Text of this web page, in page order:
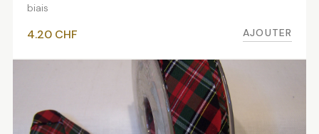
biais
4.20 CHF AJOUTER